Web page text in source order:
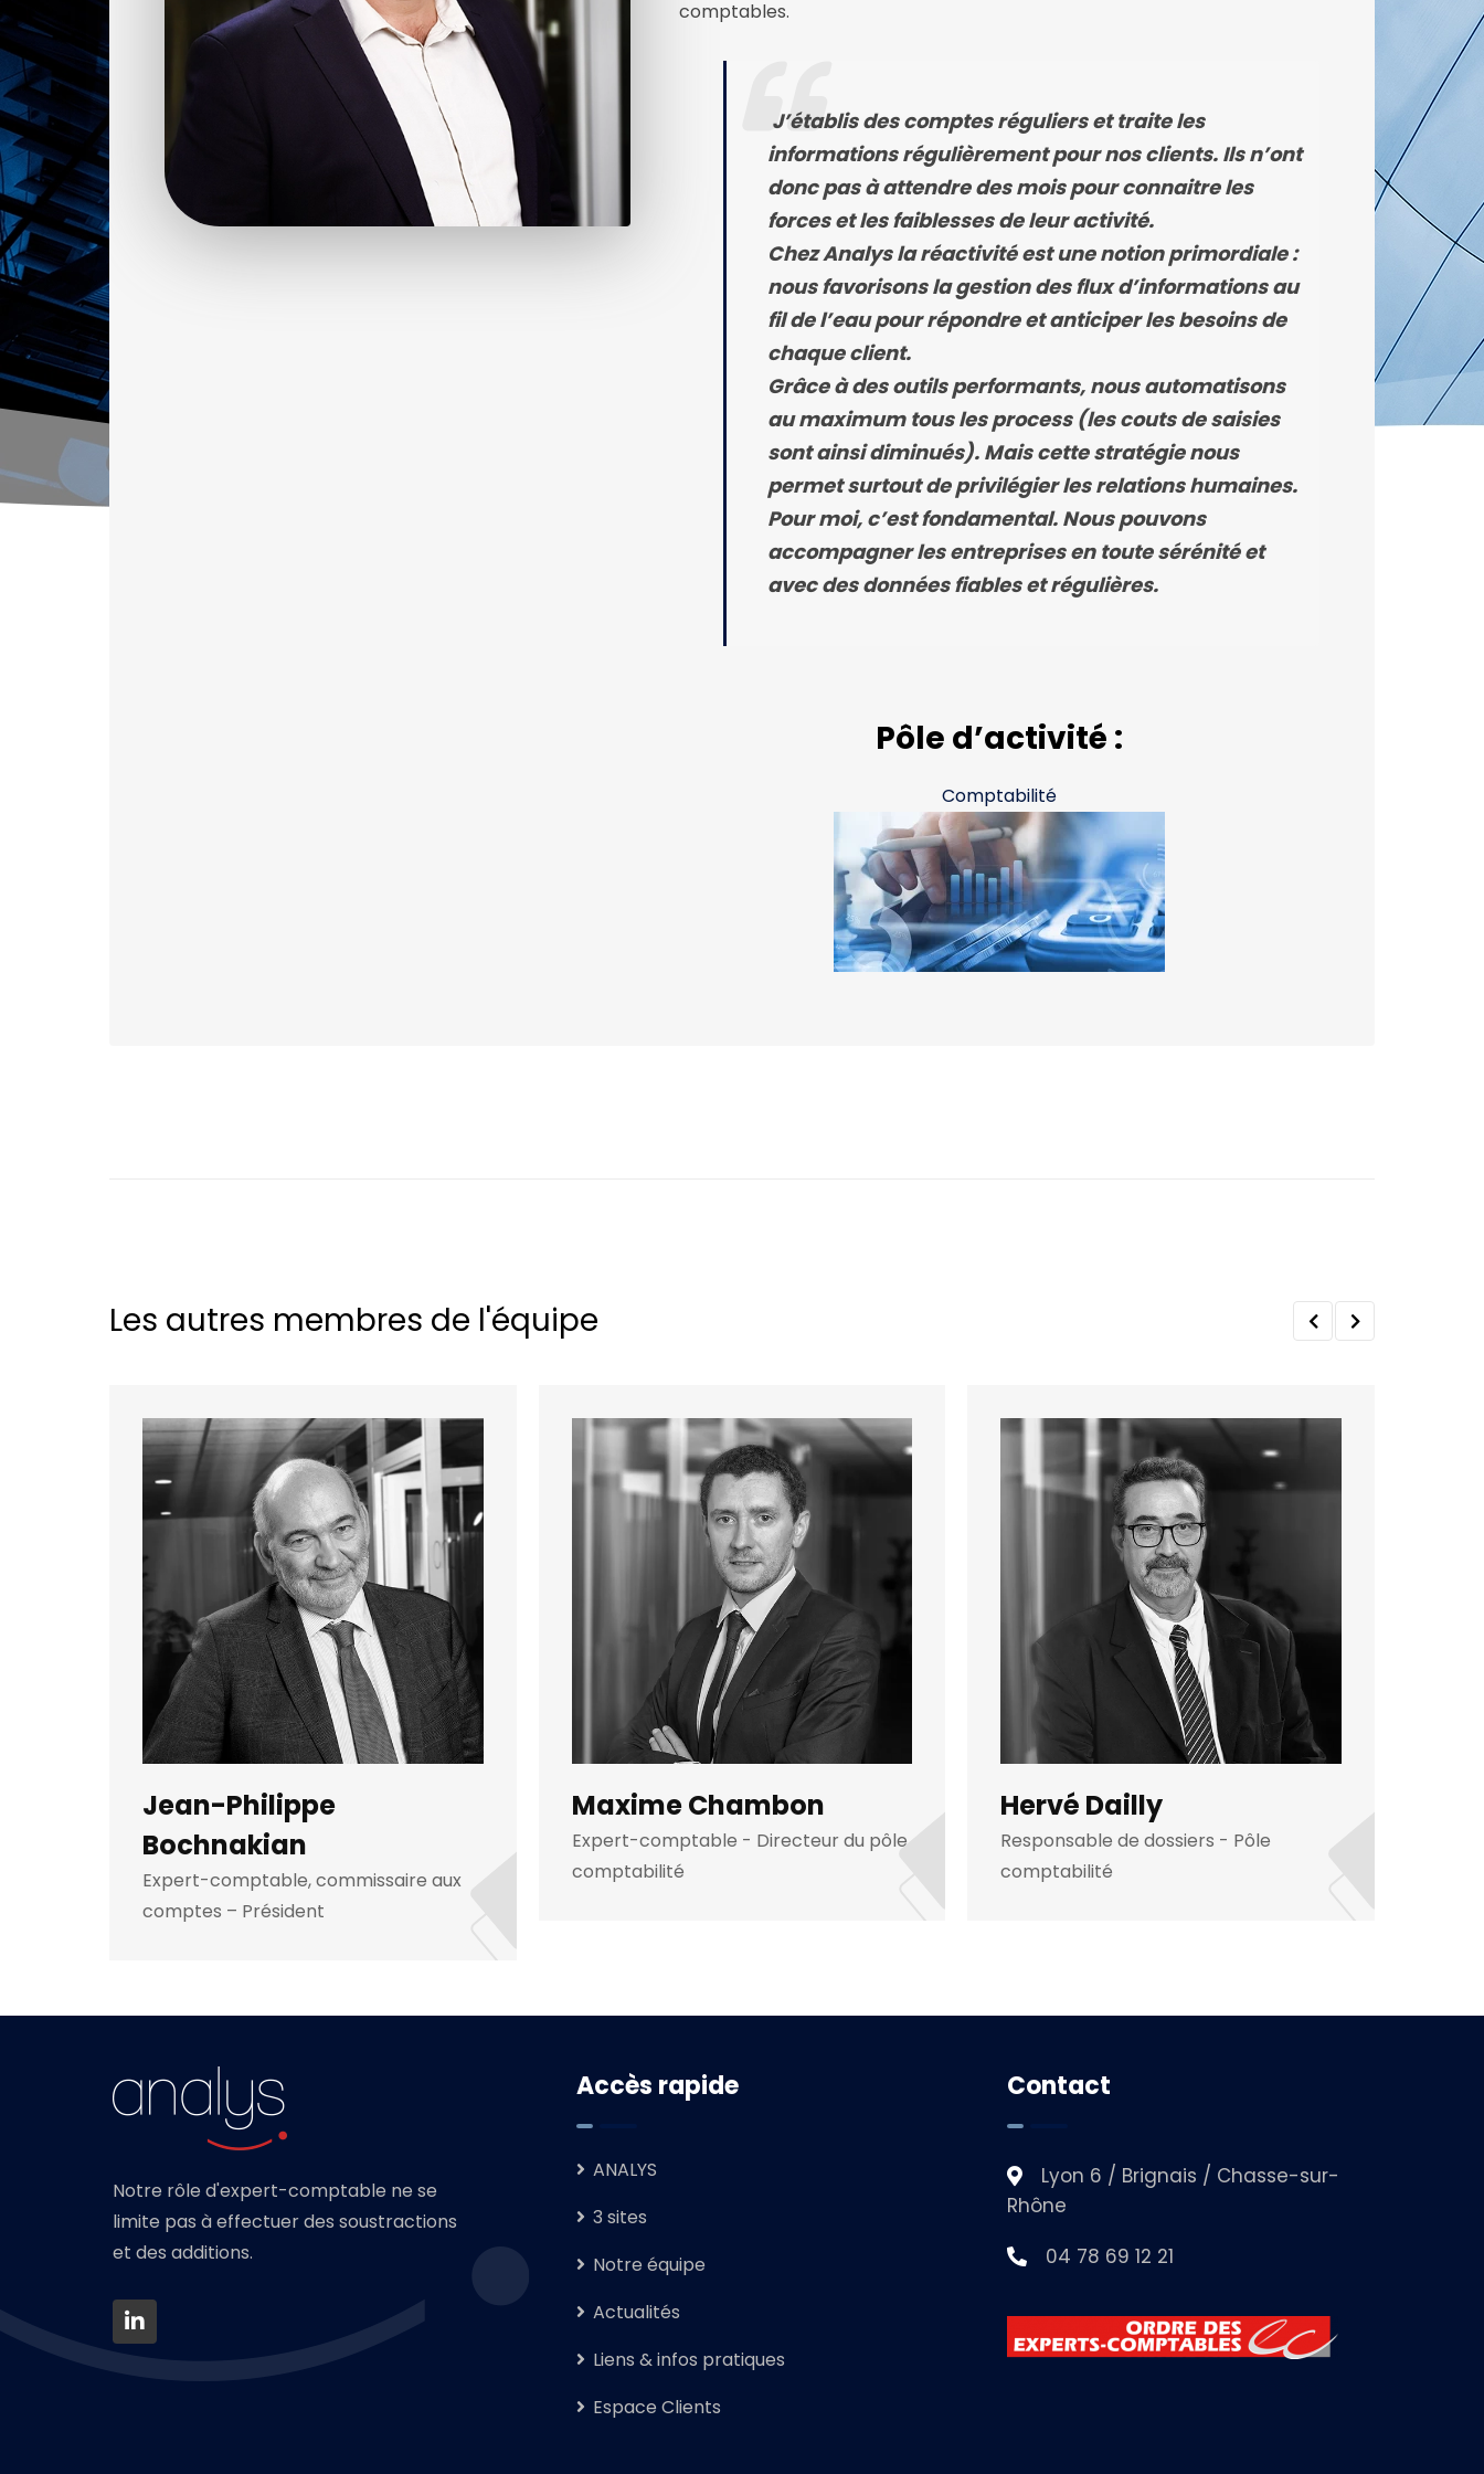
comptables.
J’établis des comptes réguliers et traite les
informations régulièrement pour nos clients. Ils n’ont
donc pas à attendre des mois pour connaitre les
forces et les faiblesses de leur activité.
Chez Analys la réactivité est une notion primordiale :
nous favorisons la gestion des flux d’informations au
fil de l’eau pour répondre et anticiper les besoins de
chaque client.
Grâce à des outils performants, nous automatisons
au maximum tous les process (les couts de saisies
sont ainsi diminués). Mais cette stratégie nous
permet surtout de privilégier les relations humaines.
Pour moi, c’est fondamental. Nous pouvons
accompagner les entreprises en toute sérénité et
avec des données fiables et régulières.
Pôle d’activité :
Comptabilité
Les autres membres de l'équipe
Jean-Philippe
Bochnakian
Expert-comptable, commissaire aux
comptes – Président
Maxime Chambon
Expert-comptable - Directeur du pôle
comptabilité
Hervé Dailly
Responsable de dossiers - Pôle
comptabilité
Notre rôle d'expert-comptable ne se
limite pas à effectuer des soustractions
et des additions.
Accès rapide
ANALYS
3 sites
Notre équipe
Actualités
Liens & infos pratiques
Espace Clients
Contact
Lyon 6 / Brignais / Chasse-sur-
Rhône
04 78 69 12 21